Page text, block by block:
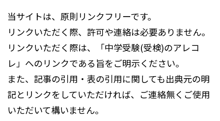
当サイトは、原則リンクフリーです。
リンクいただく際、許可や連絡は必要ありません。
リンクいただく際は、「中学受験(受検)のアレコ
レ」へのリンクである旨をご明示ください。
また、記事の引用・表の引用に関しても出典元の明
記とリンクをしていただければ、ご連絡無くご使用
いただいて構いません。